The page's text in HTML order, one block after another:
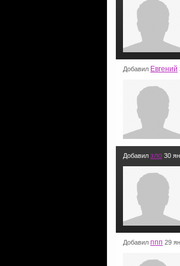
Добавил Евгений
Добавил зло 30
Добавил ппп 29